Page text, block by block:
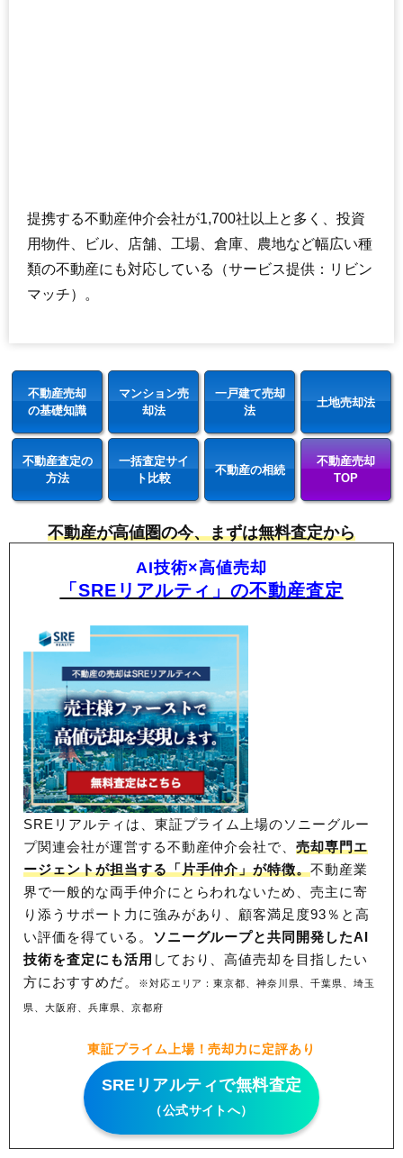
提携する不動産仲介会社が1,700社以上と多く、投資
用物件、ビル、店舗、工場、倉庫、農地など幅広い種
類の不動産にも対応している（サービス提供：リビン
マッチ）。
不動産売却
の基礎知識
マンション売
却法
一戸建て売却
法
土地売却法
不動産査定の
方法
一括査定サイ
ト比較
不動産の相続
不動産売却
TOP
不動産が高値圏の今、まずは無料査定から
AI技術×高値売却
「SREリアルティ」の不動産査定
SREリアルティは、東証プライム上場のソニーグルー
プ関連会社が運営する不動産仲介会社で、売却専門エ
ージェントが担当する「片手仲介」が特徴。不動産業
界で一般的な両手仲介にとらわれないため、売主に寄
り添うサポート力に強みがあり、顧客満足度93％と高
い評価を得ている。 ソニーグループと共同開発したAI
技術を査定にも活用 しており、高値売却を目指したい
方におすすめだ。
※対応エリア：東京都、神奈川県、千葉県、埼玉
県、大阪府、兵庫県、京都府
東証プライム上場！売却力に定評あり
SREリアルティで無料査定
（公式サイトへ）